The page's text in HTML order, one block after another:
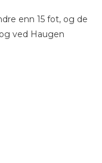
enn 15 fot, og de
ved Haugen